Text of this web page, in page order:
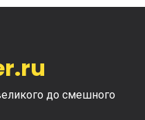
до смешного